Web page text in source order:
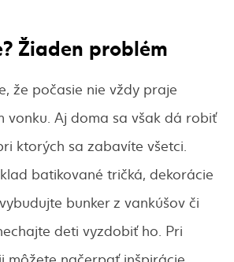
Žiaden problém
že počasie nie vždy praje
vonku. Aj doma sa však dá robiť
ktorých sa zabavíte všetci.
batikované tričká, dekorácie
bunker z vankúšov či
deti vyzdobiť ho. Pri